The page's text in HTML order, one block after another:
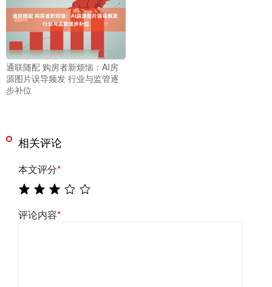
通联随配 购房者新烦恼：AI房
源图片误导频发 行业与监管逐
步补位
相关评论
本文评分*
评论内容*